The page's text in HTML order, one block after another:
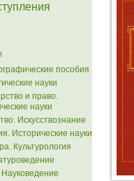
пособия
науки
и право.
науки
Искусствознание
Исторические науки
Культурология
Науковедение